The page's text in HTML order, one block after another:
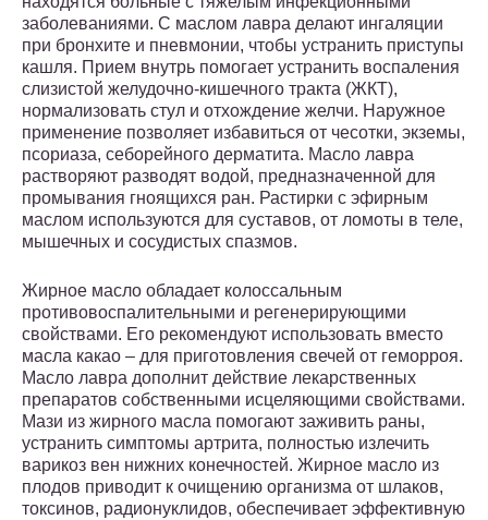
заболеваниями. С маслом лавра делают ингаляции
при бронхите и пневмонии, чтобы устранить приступы
кашля. Прием внутрь помогает устранить воспаления
слизистой желудочно-кишечного тракта (ЖКТ),
нормализовать стул и отхождение желчи. Наружное
применение позволяет избавиться от чесотки, экземы,
псориаза, себорейного дерматита. Масло лавра
растворяют разводят водой, предназначенной для
промывания гноящихся ран. Растирки с эфирным
маслом используются для суставов, от ломоты в теле,
мышечных и сосудистых спазмов.
Жирное масло обладает колоссальным
противовоспалительными и регенерирующими
свойствами. Его рекомендуют использовать вместо
масла какао – для приготовления свечей от геморроя.
Масло лавра дополнит действие лекарственных
препаратов собственными исцеляющими свойствами.
Мази из жирного масла помогают заживить раны,
устранить симптомы артрита, полностью излечить
варикоз вен нижних конечностей. Жирное масло из
плодов приводит к очищению организма от шлаков,
токсинов, радионуклидов, обеспечивает эффективную